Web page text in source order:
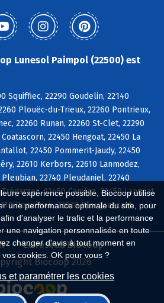
expérience possible, Biocoop utilise
une performance optimale du site, pour
d'analyser le trafic et la performance
une navigation personnalisée en toute
changer d'avis à tout moment en
cookies. OK pour vous ?
et paramétrer les cookies
Lunesol Paimpol (22500) est
Squiffiec, 22290 Goudelin, 22140
Plouëc-du-Trieux, 22260 Pontrieux,
22260 Runan, 22260 St-Clet, 22290
22450 Hengoat, 22450 La
22450 Pommerit-Jaudy, 22450
22610 Kerbors, 22610 Lanmodez,
22740 Pleudaniel, 22740
22450 Camlez, 22450 Langoat,
Penvénan, 22820 Plougrescant
Le réseau Biocoop
Biocoop 2026